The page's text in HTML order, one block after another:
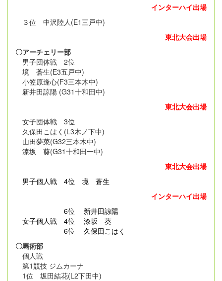
インターハイ出場
３位 中沢陸人(E1三戸中)
東北大会出場
〇アーチェリー部
男子団体戦 2位
境 蒼生(E3五戸中)
小笠原逢心(F3三本木中)
新井田諒陽 (G31十和田中)
東北大会出場
女子団体戦 3位
久保田こはく(L3木ノ下中)
山田夢菜(G32三本木中)
漆坂 葵(G31十和田一中)
東北大会出場
男子個人戦 4位 境 蒼生
インターハイ出場
6位 新井田諒陽
女子個人戦 4位 漆坂 葵
6位 久保田こはく
〇馬術部
個人戦
第1競技 ジムカーナ
1位 坂田結花(L2下田中)